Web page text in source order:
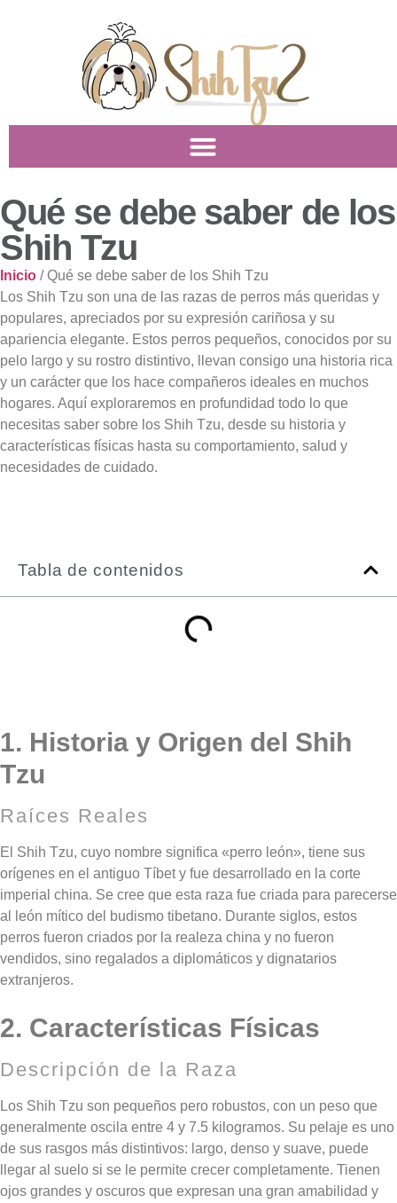
Qué se debe saber de los
Shih Tzu
Inicio / Qué se debe saber de los Shih Tzu
Los Shih Tzu son una de las razas de perros más queridas y
populares, apreciados por su expresión cariñosa y su
apariencia elegante. Estos perros pequeños, conocidos por su
pelo largo y su rostro distintivo, llevan consigo una historia rica
y un carácter que los hace compañeros ideales en muchos
hogares. Aquí exploraremos en profundidad todo lo que
necesitas saber sobre los Shih Tzu, desde su historia y
características físicas hasta su comportamiento, salud y
necesidades de cuidado.
Tabla de contenidos
1. Historia y Origen del Shih
Tzu
Raíces Reales
El Shih Tzu, cuyo nombre significa «perro león», tiene sus
orígenes en el antiguo Tíbet y fue desarrollado en la corte
imperial china. Se cree que esta raza fue criada para parecerse
al león mítico del budismo tibetano. Durante siglos, estos
perros fueron criados por la realeza china y no fueron
vendidos, sino regalados a diplomáticos y dignatarios
extranjeros.
2. Características Físicas
Descripción de la Raza
Los Shih Tzu son pequeños pero robustos, con un peso que
generalmente oscila entre 4 y 7.5 kilogramos. Su pelaje es uno
de sus rasgos más distintivos: largo, denso y suave, puede
llegar al suelo si se le permite crecer completamente. Tienen
ojos grandes y oscuros que expresan una gran amabilidad y